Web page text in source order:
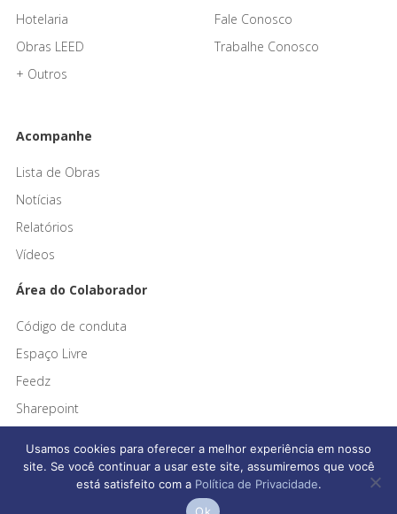
Hotelaria
Obras LEED
+ Outros
Fale Conosco
Trabalhe Conosco
Acompanhe
Lista de Obras
Notícias
Relatórios
Vídeos
Área do Colaborador
Código de conduta
Espaço Livre
Feedz
Sharepoint
Afonso França Engenharia © 2026 Todos os direitos reservados
Usamos cookies para oferecer a melhor experiência em nosso
site. Se você continuar a usar este site, assumiremos que você
está satisfeito com a Política de Privacidade.
Ok